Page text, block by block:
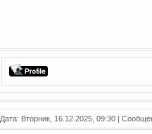
Дата: Вторник, 16.12.2025, 09:30 |